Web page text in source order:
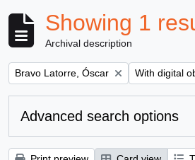
Showing 1
Archival description
Remove filter:
Bravo Latorre, Óscar Remove
With digital
Advanced search options